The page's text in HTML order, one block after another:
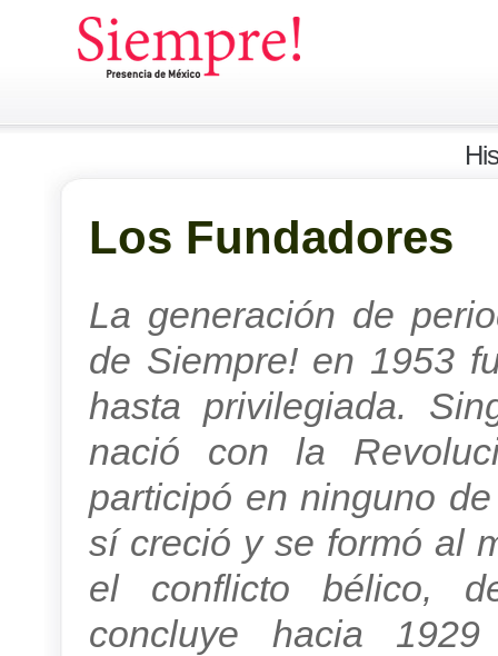
Los Fundadores
La generación de
de Siempre! en 1953
hasta privilegiada.
nació con la
participó en ninguno
sí creció y se formó al
el conflicto bélico,
concluye hacia